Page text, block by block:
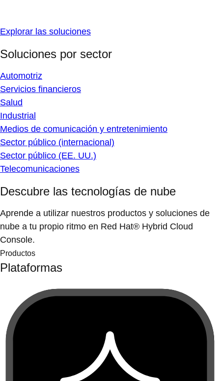
Explorar las soluciones
Soluciones por sector
Automotriz
Servicios financieros
Salud
Industrial
Medios de comunicación y entretenimiento
Sector público (internacional)
Sector público (EE. UU.)
Telecomunicaciones
Descubre las tecnologías de nube
Aprende a utilizar nuestros productos y soluciones de
nube a tu propio ritmo en Red Hat® Hybrid Cloud
Console.
Productos
Plataformas